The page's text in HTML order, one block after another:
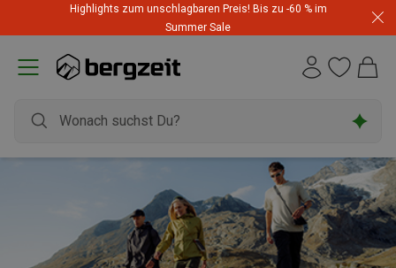
Highlights zum unschlagbaren Preis! Bis zu -60 % im
Summer Sale